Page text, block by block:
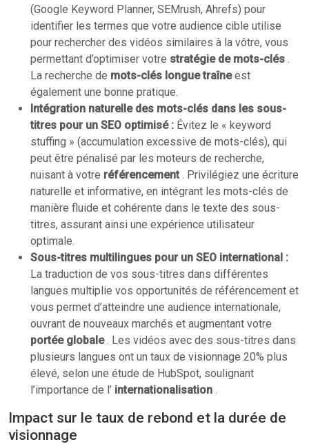
(Google Keyword Planner, SEMrush, Ahrefs) pour
identifier les termes que votre audience cible utilise
pour rechercher des vidéos similaires à la vôtre, vous
permettant d’optimiser votre stratégie de mots-clés .
La recherche de mots-clés longue traîneest
également une bonne pratique.
Intégration naturelle des mots-clés dans les sous-
titres pour un SEO optimisé : Évitez le « keyword
stuffing » (accumulation excessive de mots-clés), qui
peut être pénalisé par les moteurs de recherche,
nuisant à votre référencement . Privilégiez une écriture
naturelle et informative, en intégrant les mots-clés de
manière fluide et cohérente dans le texte des sous-
titres, assurant ainsi une expérience utilisateur
optimale.
Sous-titres multilingues pour un SEO international :
La traduction de vos sous-titres dans différentes
langues multiplie vos opportunités de référencement et
vous permet d’atteindre une audience internationale,
ouvrant de nouveaux marchés et augmentant votre
portée globale. Les vidéos avec des sous-titres dans
plusieurs langues ont un taux de visionnage 20% plus
élevé, selon une étude de HubSpot, soulignant
l’importance de l’ internationalisation .
Impact sur le taux de rebond et la durée de
visionnage